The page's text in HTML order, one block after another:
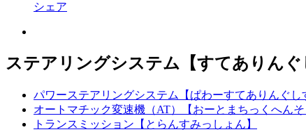
シェア
ステアリングシステム【すてありん
パワーステアリングシステム【ぱわーすてありんぐし
オートマチック変速機（AT）【おーとまちっくへんそ
トランスミッション【とらんすみっしょん】